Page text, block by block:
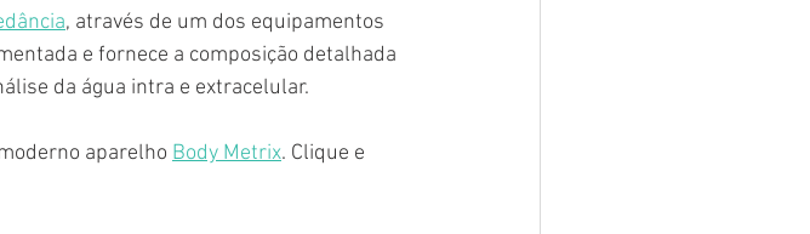
, através de um dos equipamentos
e fornece a composição detalhada
da água intra e extracelular.
aparelho Body Metrix. Clique e